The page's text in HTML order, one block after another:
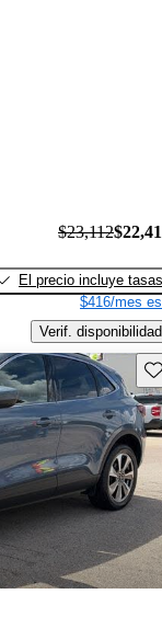
$23,112
El precio incluye tasas
$416/mes
Verif. disponibilidad